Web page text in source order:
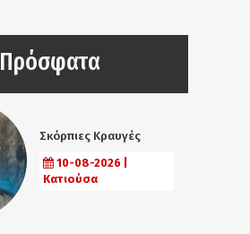
Πρόσφατα
Σκόρπιες Κραυγές
10-08-2026 |
Κατιούσα